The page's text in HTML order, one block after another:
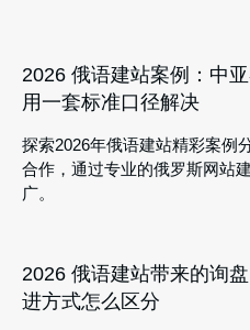
2026 俄语建站案例：中
用一套标准口径解决
探索2026年俄语建站精彩案例
合作，通过专业的俄罗斯网站
广。
2026 俄语建站带来的询
进方式怎么区分